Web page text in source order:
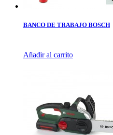
BANCO DE TRABAJO BOSCH
Añadir al carrito